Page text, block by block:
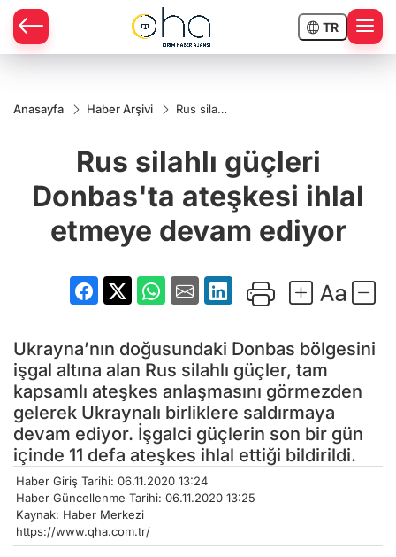
TR
Anasayfa Haber Arşivi
Rus silahlı
ateşkesi
ihlal
devam
ediyor
Rus silahlı güçleri
Donbas'ta ateşkesi ihlal
etmeye devam ediyor
Ukrayna’nın doğusundaki Donbas bölgesini
işgal altına alan Rus silahlı güçler, tam
kapsamlı ateşkes anlaşmasını görmezden
gelerek Ukraynalı birliklere saldırmaya
devam ediyor. İşgalci güçlerin son bir gün
içinde 11 defa ateşkes ihlal ettiği bildirildi.
Haber Giriş Tarihi: 06.11.2020 13:24
Haber Güncellenme Tarihi: 06.11.2020 13:25
Kaynak: Haber Merkezi
https://www.qha.com.tr/